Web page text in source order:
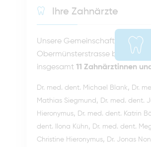
Ihre Zahnärzte
Unsere Gemeinschaftspraxis in
Obermünsterstrasse besteht aus
insgesamt 11 Zahnärztinnen
Dr. med. dent. Michael Blank, Dr.
Mathias Siegmund , Dr. med. dent.
Hieronymus, Dr. med. dent. Katrin
dent. Ilona Kühn, Dr. med. dent.
Christine Hieronymus, Dr. Jonas